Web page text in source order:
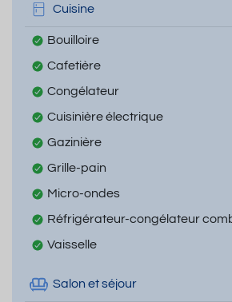
Cuisine
Bouilloire
Cafetière
Congélateur
Cuisinière électrique
Gazinière
Grille-pain
Micro-ondes
Réfrigérateur-congélateur
Vaisselle
Salon et séjour